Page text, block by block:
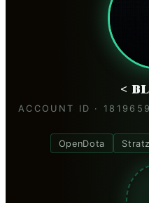
<
ACCOUNT ID ·
OpenDota Stratz